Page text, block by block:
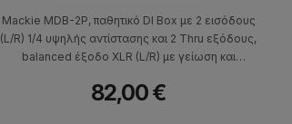
Mackie MDB-2P, παθητικό DI Box με 2 εισόδους
(L/R) 1/4 υψηλής αντίστασης και 2 Thru εξόδους,
balanced έξοδο XLR (L/R) με γείωση και
επιλογή -15dB pad διασφαλίζει απόδοση χωρίς
82,00 €